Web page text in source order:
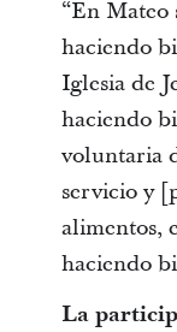
“En Mateo
haciendo
Iglesia de
haciendo
voluntaria
servicio y
alimentos,
haciendo
La